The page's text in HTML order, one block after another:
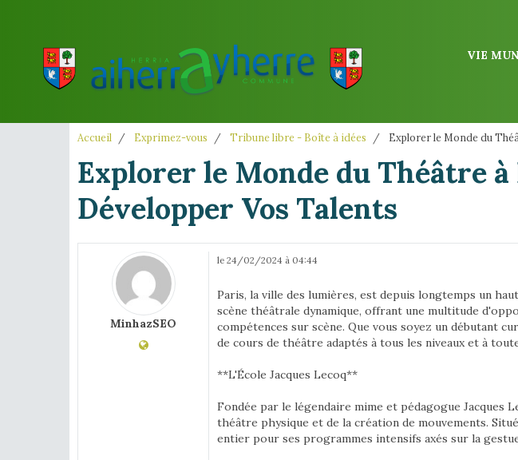
VIE
Accueil Exprimez-vous Tribune libre - Boîte à idées Explorer le Monde du
Explorer le Monde du Théâtre
Développer Vos Talents
MinhazSEO
le 24/02/2024 à 04:44
Paris, la ville des lumières, est depuis longtemps un
scène théâtrale dynamique, offrant une multitude
compétences sur scène. Que vous soyez un débutant
de cours de théâtre adaptés à tous les niveaux et à
**L'École Jacques Lecoq**
Fondée par le légendaire mime et pédagogue Jacques
théâtre physique et de la création de mouvements.
entier pour ses programmes intensifs axés sur la